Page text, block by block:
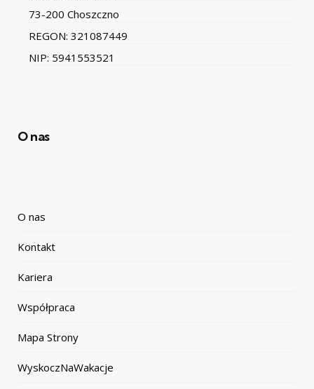
73-200 Choszczno
REGON: 321087449
NIP: 5941553521
O nas
O nas
Kontakt
Kariera
Współpraca
Mapa Strony
WyskoczNaWakacje